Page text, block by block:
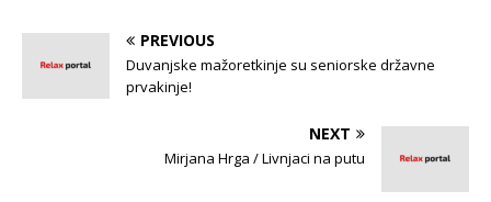
PREVIOUS
Duvanjske mažoretkinje su seniorske državne
prvakinje!
NEXT
Mirjana Hrga / Livnjaci na putu